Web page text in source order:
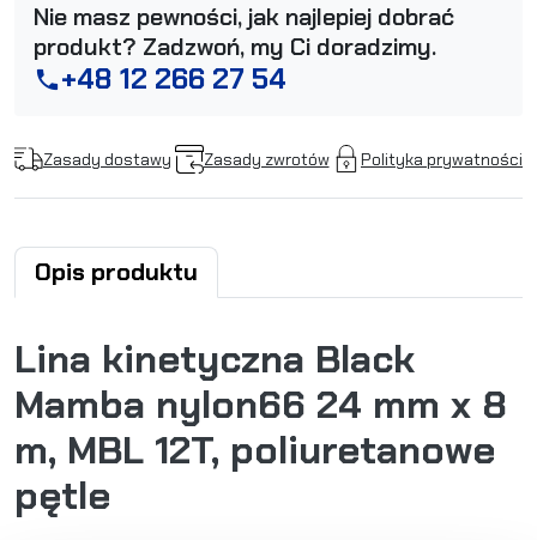
Nie masz pewności, jak najlepiej dobrać
produkt? Zadzwoń, my Ci doradzimy.
phone+48 12 266 27 54
Zasady dostawy Zasady zwrotów Polityka prywatności
Opis produktu
Lina kinetyczna Black
Mamba nylon66 24 mm x 8
m, MBL 12T, poliuretanowe
pętle